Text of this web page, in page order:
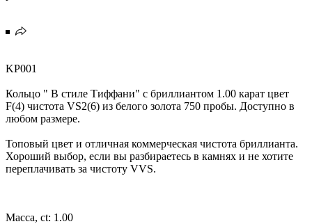
KP001
Кольцо " В стиле Тиффани" с бриллиантом 1.00 карат цвет
F(4) чистота VS2(6) из белого золота 750 пробы. Доступно в
любом размере.
Топовый цвет и отличная коммерческая чистота бриллианта.
Хороший выбор, если вы разбираетесь в камнях и не хотите
переплачивать за чистоту VVS.
Масса, ct: 1.00